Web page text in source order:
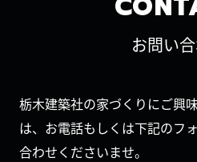
お問い
栃木建築社の家づくりにご興
は、お電話もしくは下記のフ
合わせくださいませ。